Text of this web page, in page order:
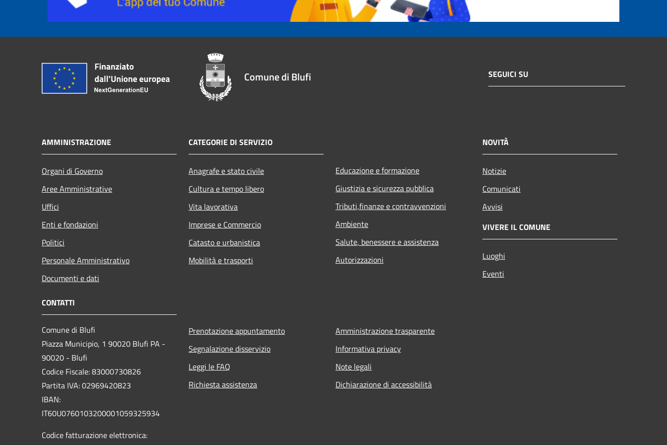
Comune di Blufi SEGUICI SU
AMMINISTRAZIONE
Organi di Governo
Aree Amministrative
Uffici
Enti e fondazioni
Politici
Personale Amministrativo
Documenti e dati
CATEGORIE DI SERVIZIO
Anagrafe e stato civile
Cultura e tempo libero
Vita lavorativa
Imprese e Commercio
Catasto e urbanistica
Mobilità e trasporti
Educazione e formazione
Giustizia e sicurezza pubblica
Tributi,finanze e contravvenzioni
Ambiente
Salute, benessere e assistenza
Autorizzazioni
NOVITÀ
Notizie
Comunicati
Avvisi
VIVERE IL COMUNE
Luoghi
Eventi
CONTATTI
Comune di Blufi
Piazza Municipio, 1 90020 Blufi PA -
90020 - Blufi
Codice Fiscale: 83000730826
Partita IVA: 02969420823
IBAN:
IT60U0760103200001059325934
Codice fatturazione elettronica:
Prenotazione appuntamento
Segnalazione disservizio
Leggi le FAQ
Richiesta assistenza
Amministrazione trasparente
Informativa privacy
Note legali
Dichiarazione di accessibilità